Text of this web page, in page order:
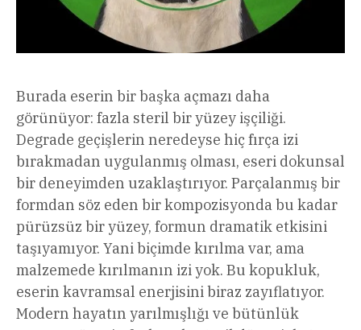
Burada eserin bir başka açmazı daha
görünüyor: fazla steril bir yüzey işçiliği.
Degrade geçişlerin neredeyse hiç fırça izi
bırakmadan uygulanmış olması, eseri dokunsal
bir deneyimden uzaklaştırıyor. Parçalanmış bir
formdan söz eden bir kompozisyonda bu kadar
pürüzsüz bir yüzey, formun dramatik etkisini
taşıyamıyor. Yani biçimde kırılma var, ama
malzemede kırılmanın izi yok. Bu kopukluk,
eserin kavramsal enerjisini biraz zayıflatıyor.
Modern hayatın yarılmışlığı ve bütünlük